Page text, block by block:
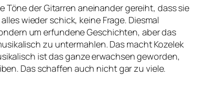
Töne der Gitarren aneinander gereiht, dass sie
wieder schick, keine Frage. Diesmal
um erfundene Geschichten, aber das
zu untermahlen. Das macht Kozelek
ist das ganze erwachsen geworden,
Das schaffen auch nicht gar zu viele.